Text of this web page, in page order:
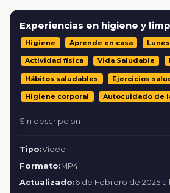
Experiencias en higiene y
Higiene Aprende en casa Lunes
Actividad física Vida Saludable
Hábitos saludables Ejercicios
Higiene corporal Autocuidado de
Sin descripción
Tipo:Video
Formato:MP4
Actualizado:6 de Febrero de 2025 a